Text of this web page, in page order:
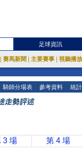
足球資訊
賽馬新聞 主要賽事 視聽播
騎師分場表 參考資料 統
3 場 第 4 場